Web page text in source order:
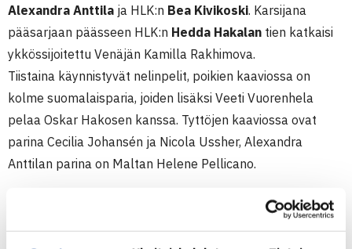
Alexandra Anttila ja HLK:n Bea Kivikoski. Karsijana
pääsarjaan päässeen HLK:n Hedda Hakalan tien katkaisi
ykkössijoitettu Venäjän Kamilla Rakhimova.
Tiistaina käynnistyvät nelinpelit, poikien kaaviossa on
kolme suomalaisparia, joiden lisäksi Veeti Vuorenhela
pelaa Oskar Hakosen kanssa. Tyttöjen kaaviossa ovat
parina Cecilia Johansén ja Nicola Ussher, Alexandra
Anttilan parina on Maltan Helene Pellicano.
TE14 Junior Tour -turnaus